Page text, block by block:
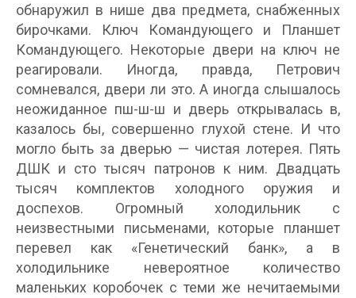
обнаружил в нише два предмета, снабженных
бирочками. Ключ Командующего и Планшет
Командующего. Некоторые двери на ключ не
реагировали. Иногда, правда, Петрович
сомневался, двери ли это. А иногда слышалось
неожиданное пш-ш-ш и дверь открывалась в,
казалось бы, совершенно глухой стене. И что
могло быть за дверью — чистая лотерея. Пять
ДШК и сто тысяч патронов к ним. Двадцать
тысяч комплектов холодного оружия и
доспехов. Огромный холодильник с
неизвестными письменами, которые планшет
перевел как «Генетический банк», а в
холодильнике невероятное количество
маленьких коробочек с теми же нечитаемыми